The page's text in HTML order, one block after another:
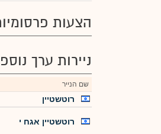
הצעות
ניירות ערך
שם הנייר
רוטשטיין
רוטשטיין אגח י